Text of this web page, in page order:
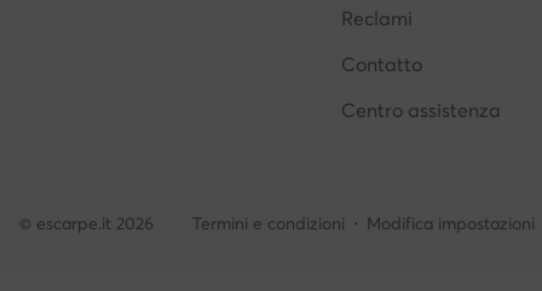
Reclami
Contatto
Centro assistenza
© escarpe.it 2026 Termini e condizioni Modifica impostazioni